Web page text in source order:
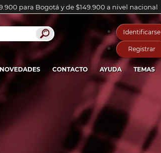
para Bogotá y de $149.900 a nivel nacional
Identificarse
Registrar
NOVEDADES CONTACTO AYUDA TEMAS